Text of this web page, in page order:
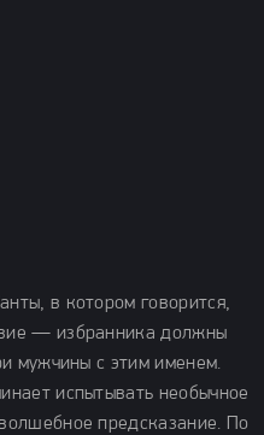
в котором говорится,
— избранника должны
мужчины с этим именем.
испытывать необычное
предсказание. По